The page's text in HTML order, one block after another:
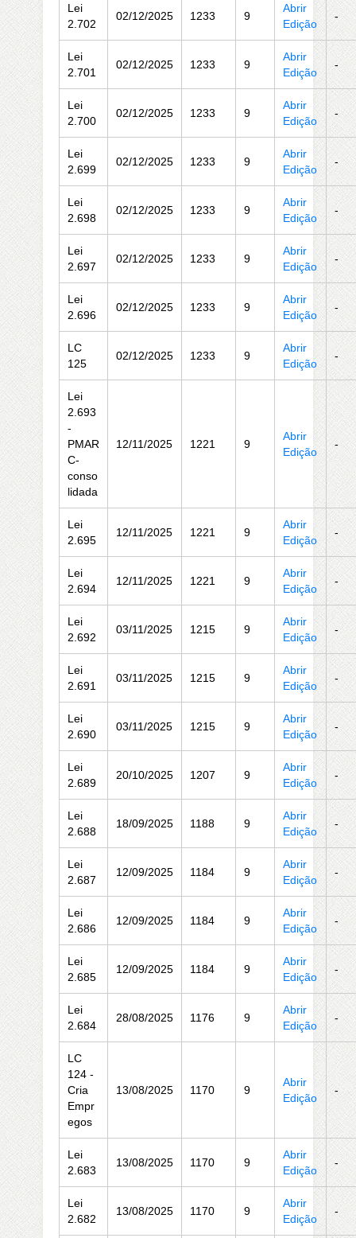
Lei
2.702
02/12/2025 1233 9
Abrir
Edição
-
Lei
2.701
02/12/2025 1233 9
Abrir
Edição
-
Lei
2.700
02/12/2025 1233 9
Abrir
Edição
-
Lei
2.699
02/12/2025 1233 9
Abrir
Edição
-
Lei
2.698
02/12/2025 1233 9
Abrir
Edição
-
Lei
2.697
02/12/2025 1233 9
Abrir
Edição
-
Lei
2.696
02/12/2025 1233 9
Abrir
Edição
-
LC
125
02/12/2025 1233 9
Abrir
Edição
-
Lei
2.693
-
PMAR
C-
conso
lidada
12/11/2025 1221 9
Abrir
Edição
-
Lei
2.695
12/11/2025 1221 9
Abrir
Edição
-
Lei
2.694
12/11/2025 1221 9
Abrir
Edição
-
Lei
2.692
03/11/2025 1215 9
Abrir
Edição
-
Lei
2.691
03/11/2025 1215 9
Abrir
Edição
-
Lei
2.690
03/11/2025 1215 9
Abrir
Edição
-
Lei
2.689
20/10/2025 1207 9
Abrir
Edição
-
Lei
2.688
18/09/2025 1188 9
Abrir
Edição
-
Lei
2.687
12/09/2025 1184 9
Abrir
Edição
-
Lei
2.686
12/09/2025 1184 9
Abrir
Edição
-
Lei
2.685
12/09/2025 1184 9
Abrir
Edição
-
Lei
2.684
28/08/2025 1176 9
Abrir
Edição
-
LC
124 -
Cria
Empr
egos
13/08/2025 1170 9
Abrir
Edição
-
Lei
2.683
13/08/2025 1170 9
Abrir
Edição
-
Lei
2.682
13/08/2025 1170 9
Abrir
Edição
-